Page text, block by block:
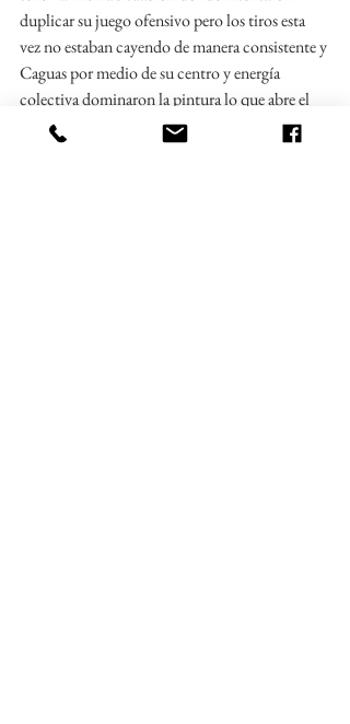
duplicar su juego ofensivo pero los tiros esta
vez no estaban cayendo de manera consistente y
Caguas por medio de su centro y energía
colectiva dominaron la pintura lo que abre el
espacio a preguntarse si el haber cambiaron a